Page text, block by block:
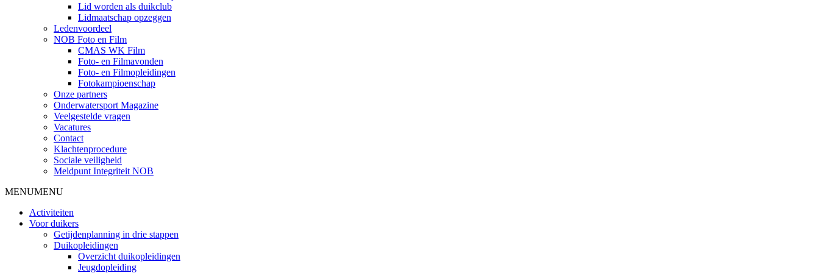
Lid worden als duikclub
Lidmaatschap opzeggen
Ledenvoordeel
NOB Foto en Film
CMAS WK Film
Foto- en Filmavonden
Foto- en Filmopleidingen
Fotokampioenschap
Onze partners
Onderwatersport Magazine
Veelgestelde vragen
Vacatures
Contact
Klachtenprocedure
Sociale veiligheid
Meldpunt Integriteit NOB
MENUMENU
Activiteiten
Voor duikers
Getijdenplanning in drie stappen
Duikopleidingen
Overzicht duikopleidingen
Jeugdopleiding